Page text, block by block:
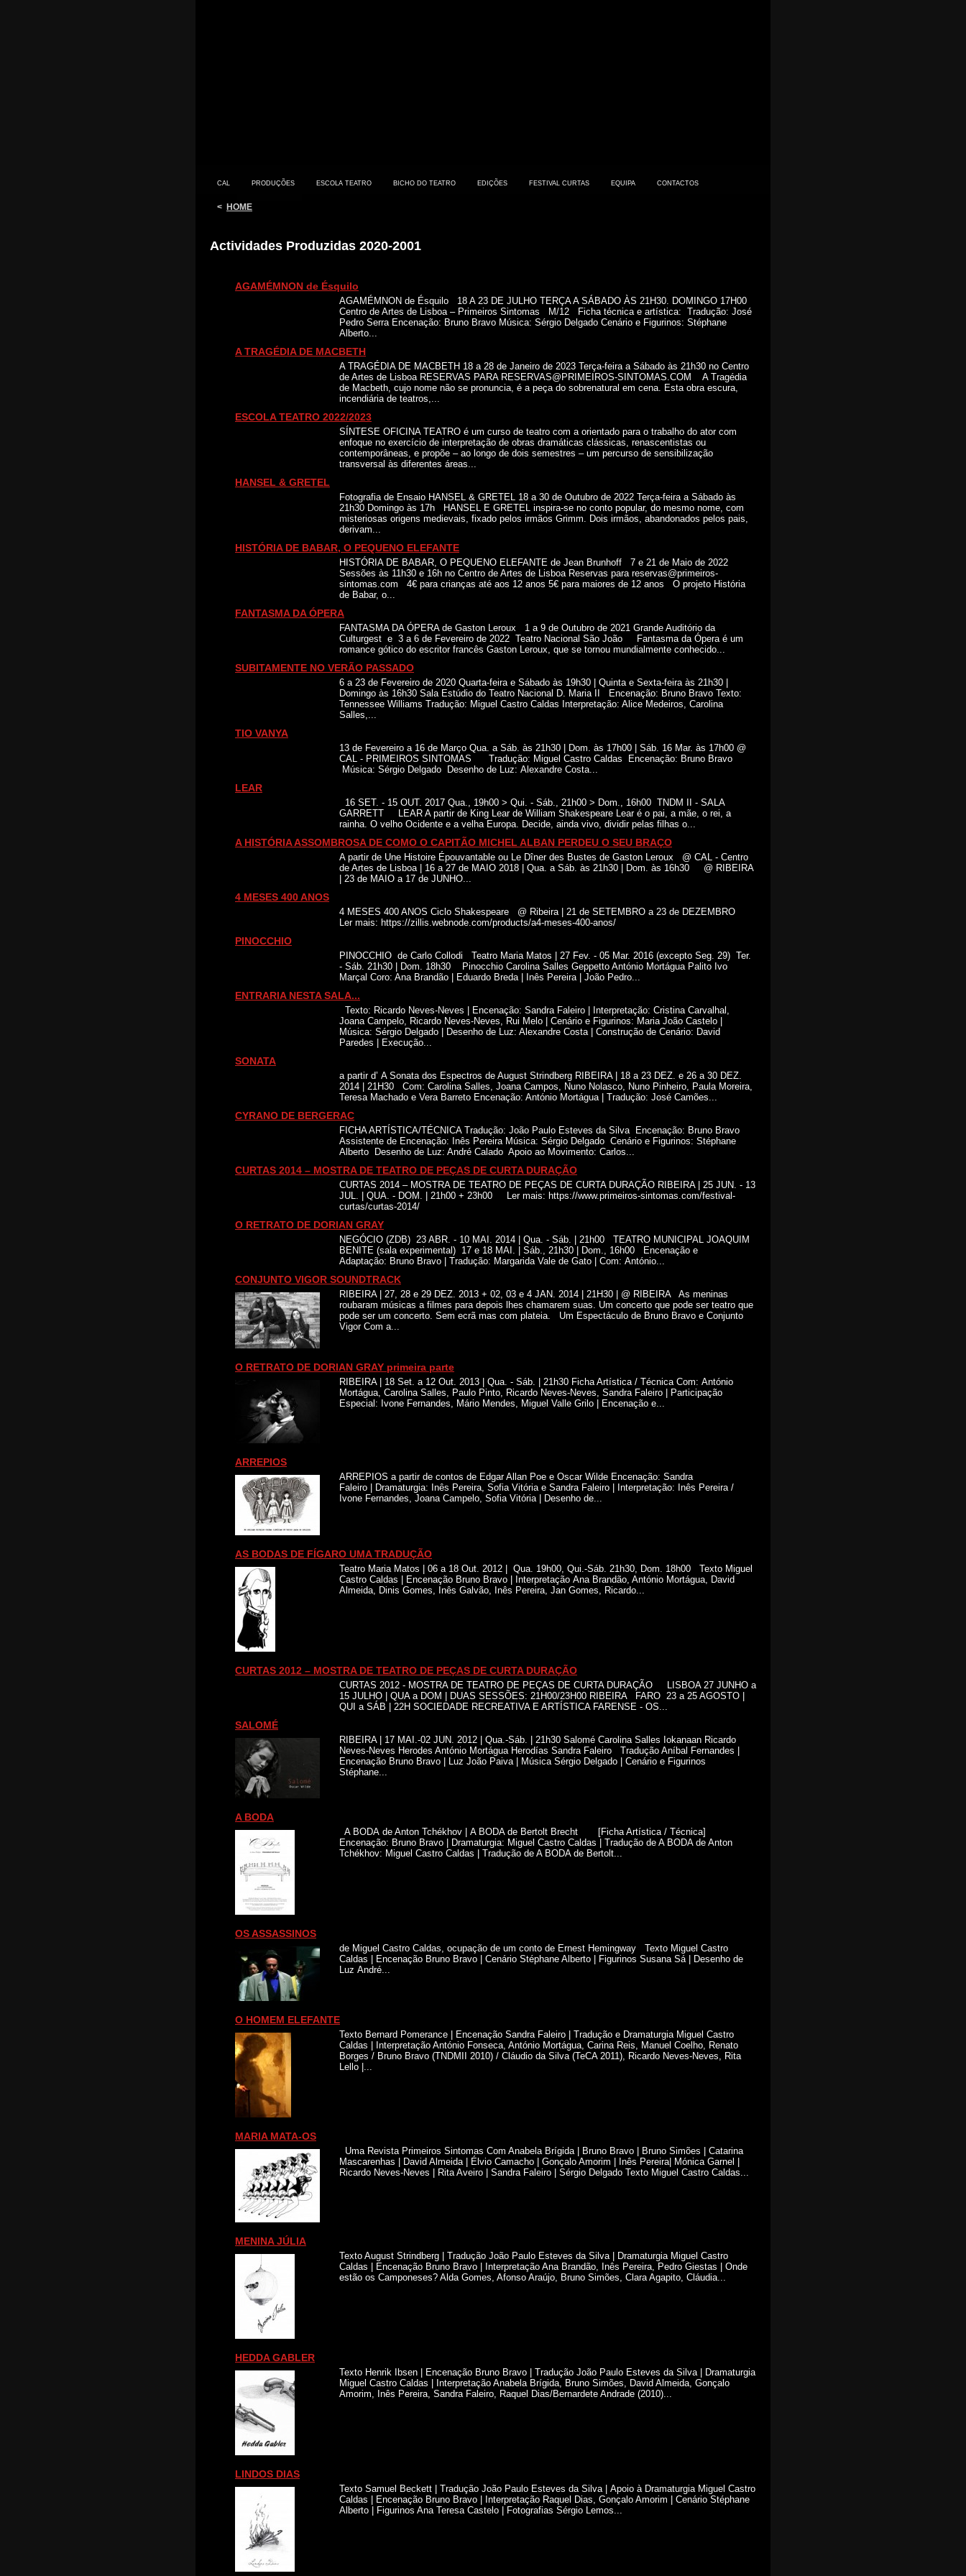
CONTACTO
R. santa Engrácia 12A,
1170-333 Lisboa
< HOME
Actividades Produzidas 2020-2001
AGAMÉMNON de Ésquilo
AGAMÉMNON de Ésquilo 18 A 23 DE JULHO TERÇA A SÁBADO ÀS 21H30. DOMINGO 17H00
Centro de Artes de Lisboa – Primeiros Sintomas M/12 Ficha técnica e artística: Tradução: José
Pedro Serra Encenação: Bruno Bravo Música: Sérgio Delgado Cenário e Figurinos: Stéphane
Alberto...
A TRAGÉDIA DE MACBETH
A TRAGÉDIA DE MACBETH 18 a 28 de Janeiro de 2023 Terça-feira a Sábado às 21h30 no Centro
de Artes de Lisboa RESERVAS PARA RESERVAS@PRIMEIROS-SINTOMAS.COM A Tragédia
de Macbeth, cujo nome não se pronuncia, é a peça do sobrenatural em cena. Esta obra escura,
incendiária de teatros,...
ESCOLA TEATRO 2022/2023
SÍNTESE OFICINA TEATRO é um curso de teatro com a orientado para o trabalho do ator com
enfoque no exercício de interpretação de obras dramáticas clássicas, renascentistas ou
contemporâneas, e propõe – ao longo de dois semestres – um percurso de sensibilização
transversal às diferentes áreas...
HANSEL & GRETEL
Fotografia de Ensaio HANSEL & GRETEL 18 a 30 de Outubro de 2022 Terça-feira a Sábado às
21h30 Domingo às 17h HANSEL E GRETEL inspira-se no conto popular, do mesmo nome, com
misteriosas origens medievais, fixado pelos irmãos Grimm. Dois irmãos, abandonados pelos pais,
derivam...
HISTÓRIA DE BABAR, O PEQUENO ELEFANTE
HISTÓRIA DE BABAR, O PEQUENO ELEFANTE de Jean Brunhoff 7 e 21 de Maio de 2022
Sessões às 11h30 e 16h no Centro de Artes de Lisboa Reservas para reservas@primeiros-
sintomas.com 4€ para crianças até aos 12 anos 5€ para maiores de 12 anos O projeto História
de Babar, o...
FANTASMA DA ÓPERA
FANTASMA DA ÓPERA de Gaston Leroux 1 a 9 de Outubro de 2021 Grande Auditório da
Culturgest e 3 a 6 de Fevereiro de 2022 Teatro Nacional São João Fantasma da Ópera é um
romance gótico do escritor francês Gaston Leroux, que se tornou mundialmente conhecido...
SUBITAMENTE NO VERÃO PASSADO
6 a 23 de Fevereiro de 2020 Quarta-feira e Sábado às 19h30 | Quinta e Sexta-feira às 21h30 |
Domingo às 16h30 Sala Estúdio do Teatro Nacional D. Maria II Encenação: Bruno Bravo Texto:
Tennessee Williams Tradução: Miguel Castro Caldas Interpretação: Alice Medeiros, Carolina
Salles,...
TIO VANYA
13 de Fevereiro a 16 de Março Qua. a Sáb. às 21h30 | Dom. às 17h00 | Sáb. 16 Mar. às 17h00 @
CAL - PRIMEIROS SINTOMAS Tradução: Miguel Castro Caldas Encenação: Bruno Bravo
Música: Sérgio Delgado Desenho de Luz: Alexandre Costa...
LEAR
16 SET. - 15 OUT. 2017 Qua., 19h00 > Qui. - Sáb., 21h00 > Dom., 16h00 TNDM II - SALA
GARRETT LEAR A partir de King Lear de William Shakespeare Lear é o pai, a mãe, o rei, a
rainha. O velho Ocidente e a velha Europa. Decide, ainda vivo, dividir pelas filhas o...
A HISTÓRIA ASSOMBROSA DE COMO O CAPITÃO MICHEL ALBAN PERDEU O SEU BRAÇO
A partir de Une Histoire Épouvantable ou Le Dîner des Bustes de Gaston Leroux @ CAL - Centro
de Artes de Lisboa | 16 a 27 de MAIO 2018 | Qua. a Sáb. às 21h30 | Dom. às 16h30 @ RIBEIRA
| 23 de MAIO a 17 de JUNHO...
4 MESES 400 ANOS
4 MESES 400 ANOS Ciclo Shakespeare @ Ribeira | 21 de SETEMBRO a 23 de DEZEMBRO
Ler mais: https://zillis.webnode.com/products/a4-meses-400-anos/
PINOCCHIO
PINOCCHIO de Carlo Collodi Teatro Maria Matos | 27 Fev. - 05 Mar. 2016 (excepto Seg. 29) Ter.
- Sáb. 21h30 | Dom. 18h30 Pinocchio Carolina Salles Geppetto António Mortágua Palito Ivo
Marçal Coro: Ana Brandão | Eduardo Breda | Inês Pereira | João Pedro...
ENTRARIA NESTA SALA...
Texto: Ricardo Neves-Neves | Encenação: Sandra Faleiro | Interpretação: Cristina Carvalhal,
Joana Campelo, Ricardo Neves-Neves, Rui Melo | Cenário e Figurinos: Maria João Castelo |
Música: Sérgio Delgado | Desenho de Luz: Alexandre Costa | Construção de Cenário: David
Paredes | Execução...
SONATA
a partir d’ A Sonata dos Espectros de August Strindberg RIBEIRA | 18 a 23 DEZ. e 26 a 30 DEZ.
2014 | 21H30 Com: Carolina Salles, Joana Campos, Nuno Nolasco, Nuno Pinheiro, Paula Moreira,
Teresa Machado e Vera Barreto Encenação: António Mortágua | Tradução: José Camões...
CYRANO DE BERGERAC
FICHA ARTÍSTICA/TÉCNICA Tradução: João Paulo Esteves da Silva Encenação: Bruno Bravo
Assistente de Encenação: Inês Pereira Música: Sérgio Delgado Cenário e Figurinos: Stéphane
Alberto Desenho de Luz: André Calado Apoio ao Movimento: Carlos...
CURTAS 2014 – MOSTRA DE TEATRO DE PEÇAS DE CURTA DURAÇÃO
CURTAS 2014 – MOSTRA DE TEATRO DE PEÇAS DE CURTA DURAÇÃO RIBEIRA | 25 JUN. - 13
JUL. | QUA. - DOM. | 21h00 + 23h00 Ler mais: https://www.primeiros-sintomas.com/festival-
curtas/curtas-2014/
O RETRATO DE DORIAN GRAY
NEGÓCIO (ZDB) 23 ABR. - 10 MAI. 2014 | Qua. - Sáb. | 21h00 TEATRO MUNICIPAL JOAQUIM
BENITE (sala experimental) 17 e 18 MAI. | Sáb., 21h30 | Dom., 16h00 Encenação e
Adaptação: Bruno Bravo | Tradução: Margarida Vale de Gato | Com: António...
CONJUNTO VIGOR SOUNDTRACK
RIBEIRA | 27, 28 e 29 DEZ. 2013 + 02, 03 e 4 JAN. 2014 | 21H30 | @ RIBEIRA As meninas
roubaram músicas a filmes para depois lhes chamarem suas. Um concerto que pode ser teatro que
pode ser um concerto. Sem ecrã mas com plateia. Um Espectáculo de Bruno Bravo e Conjunto
Vigor Com a...
O RETRATO DE DORIAN GRAY primeira parte
RIBEIRA | 18 Set. a 12 Out. 2013 | Qua. - Sáb. | 21h30 Ficha Artística / Técnica Com: António
Mortágua, Carolina Salles, Paulo Pinto, Ricardo Neves-Neves, Sandra Faleiro | Participação
Especial: Ivone Fernandes, Mário Mendes, Miguel Valle Grilo | Encenação e...
ARREPIOS
ARREPIOS a partir de contos de Edgar Allan Poe e Oscar Wilde Encenação: Sandra
Faleiro | Dramaturgia: Inês Pereira, Sofia Vitória e Sandra Faleiro | Interpretação: Inês Pereira /
Ivone Fernandes, Joana Campelo, Sofia Vitória | Desenho de...
AS BODAS DE FÍGARO UMA TRADUÇÃO
Teatro Maria Matos | 06 a 18 Out. 2012 | Qua. 19h00, Qui.-Sáb. 21h30, Dom. 18h00 Texto Miguel
Castro Caldas | Encenação Bruno Bravo | Interpretação Ana Brandão, António Mortágua, David
Almeida, Dinis Gomes, Inês Galvão, Inês Pereira, Jan Gomes, Ricardo...
CURTAS 2012 – MOSTRA DE TEATRO DE PEÇAS DE CURTA DURAÇÃO
CURTAS 2012 - MOSTRA DE TEATRO DE PEÇAS DE CURTA DURAÇÃO LISBOA 27 JUNHO a
15 JULHO | QUA a DOM | DUAS SESSÕES: 21H00/23H00 RIBEIRA FARO 23 a 25 AGOSTO |
QUI a SÁB | 22H SOCIEDADE RECREATIVA E ARTÍSTICA FARENSE - OS...
SALOMÉ
RIBEIRA | 17 MAI.-02 JUN. 2012 | Qua.-Sáb. | 21h30 Salomé Carolina Salles Iokanaan Ricardo
Neves-Neves Herodes António Mortágua Herodías Sandra Faleiro Tradução Aníbal Fernandes |
Encenação Bruno Bravo | Luz João Paiva | Música Sérgio Delgado | Cenário e Figurinos
Stéphane...
A BODA
A BODA de Anton Tchékhov | A BODA de Bertolt Brecht [Ficha Artística / Técnica]
Encenação: Bruno Bravo | Dramaturgia: Miguel Castro Caldas | Tradução de A BODA de Anton
Tchékhov: Miguel Castro Caldas | Tradução de A BODA de Bertolt...
OS ASSASSINOS
de Miguel Castro Caldas, ocupação de um conto de Ernest Hemingway Texto Miguel Castro
Caldas | Encenação Bruno Bravo | Cenário Stéphane Alberto | Figurinos Susana Sá | Desenho de
Luz André...
O HOMEM ELEFANTE
Texto Bernard Pomerance | Encenação Sandra Faleiro | Tradução e Dramaturgia Miguel Castro
Caldas | Interpretação António Fonseca, António Mortágua, Carina Reis, Manuel Coelho, Renato
Borges / Bruno Bravo (TNDMII 2010) / Cláudio da Silva (TeCA 2011), Ricardo Neves-Neves, Rita
Lello |...
MARIA MATA-OS
Uma Revista Primeiros Sintomas Com Anabela Brígida | Bruno Bravo | Bruno Simões | Catarina
Mascarenhas | David Almeida | Élvio Camacho | Gonçalo Amorim | Inês Pereira| Mónica Garnel |
Ricardo Neves-Neves | Rita Aveiro | Sandra Faleiro | Sérgio Delgado Texto Miguel Castro Caldas...
MENINA JÚLIA
Texto August Strindberg | Tradução João Paulo Esteves da Silva | Dramaturgia Miguel Castro
Caldas | Encenação Bruno Bravo | Interpretação Ana Brandão, Inês Pereira, Pedro Giestas | Onde
estão os Camponeses? Alda Gomes, Afonso Araújo, Bruno Simões, Clara Agapito, Cláudia...
HEDDA GABLER
Texto Henrik Ibsen | Encenação Bruno Bravo | Tradução João Paulo Esteves da Silva | Dramaturgia
Miguel Castro Caldas | Interpretação Anabela Brígida, Bruno Simões, David Almeida, Gonçalo
Amorim, Inês Pereira, Sandra Faleiro, Raquel Dias/Bernardete Andrade (2010)...
LINDOS DIAS
Texto Samuel Beckett | Tradução João Paulo Esteves da Silva | Apoio à Dramaturgia Miguel Castro
Caldas | Encenação Bruno Bravo | Interpretação Raquel Dias, Gonçalo Amorim | Cenário Stéphane
Alberto | Figurinos Ana Teresa Castelo | Fotografias Sérgio Lemos...
CAL PRODUÇÕES ESCOLA TEATRO BICHO DO TEATRO EDIÇÕES FESTIVAL CURTAS EQUIPA CONTACTOS